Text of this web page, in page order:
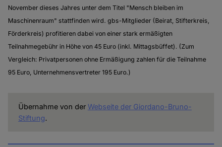
November dieses Jahres unter dem Titel "Mensch bleiben im
Maschinenraum" stattfinden wird. gbs-Mitglieder (Beirat, Stifterkreis,
Förderkreis) profitieren dabei von einer stark ermäßigten
Teilnahmegebühr in Höhe von 45 Euro (inkl. Mittagsbüffet). (Zum
Vergleich: Privatpersonen ohne Ermäßigung zahlen für die Teilnahme
95 Euro, Unternehmensvertreter 195 Euro.)
Übernahme von der Webseite der Giordano-Bruno-
Stiftung.